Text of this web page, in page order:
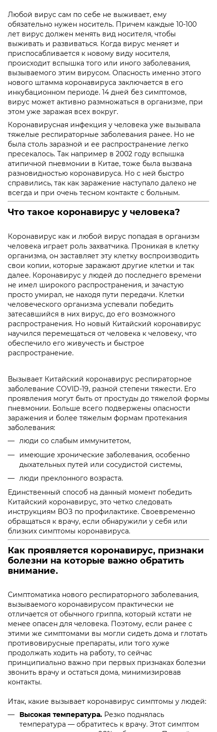
Любой вирус сам по себе не выживает, ему
обязательно нужен носитель. Причем каждые 10-100
лет вирус должен менять вид носителя, чтобы
выживать и развиваться. Когда вирус меняет и
приспосабливается к новому виду носителя,
происходит вспышка того или иного заболевания,
вызываемого этим вирусом. Опасность именно этого
нового штамма коронавируса заключается в его
инкубационном периоде. 14 дней без симптомов,
вирус может активно размножаться в организме, при
этом уже заражая всех вокруг.
Коронавирусная инфекция у человека уже вызывала
тяжелые респираторные заболевания ранее. Но не
была столь заразной и ее распространение легко
пресекалось. Так например в 2002 году вспышка
атипичной пневмонии в Китае, тоже была вызвана
разновидностью коронавируса. Но с ней быстро
справились, так как заражение наступало далеко не
всегда и при очень тесном контакте с больным.
Что такое коронавирус у человека?
Коронавирус как и любой вирус попадая в организм
человека играет роль захватчика. Проникая в клетку
организма, он заставляет эту клетку воспроизводить
свои копии, которые заражают другие клетки и так
далее. Коронавирус у людей до последнего времени
не имел широкого распространения, и зачастую
просто умирал, не находя пути передачи. Клетки
человеческого организма успевали победить
затесавшийся в них вирус, до его возможного
распространения. Но новый Китайский коронавирус
научился перемещаться от человека к человеку, что
обеспечило его живучесть и быстрое
распространение.
Вызывает Китайский коронавирус респираторное
заболевание COVID-19, разной степени тяжести. Его
проявления могут быть от простуды до тяжелой формы
пневмонии. Больше всего подвержены опасности
заражения и более тяжелым формам протекания
заболевания:
люди со слабым иммунитетом,
имеющие хронические заболевания, особенно
дыхательных путей или сосудистой системы,
люди преклонного возраста.
Единственный способ на данный момент победить
Китайский коронавирус, это четко следовать
инструкциям ВОЗ по профилактике. Своевременно
обращаться к врачу, если обнаружили у себя или
близких симптомы коронавируса.
Как проявляется коронавирус, признаки
болезни на которые важно обратить
внимание.
Симптоматика нового респираторного заболевания,
вызываемого коронавирусом практически не
отличается от обычного гриппа, который кстати не
менее опасен для человека. Поэтому, если ранее с
этими же симптомами вы могли сидеть дома и глотать
противовирусные препараты, или того хуже
продолжать ходить на работу, то сейчас
принципиально важно при первых признаках болезни
звонить врачу и остаться дома, минимизировав
контакты.
Итак, какие вызывает коронавирус симптомы у людей:
Высокая температура. Резко поднялась
температура — обратитесь к врачу. Этот симптом